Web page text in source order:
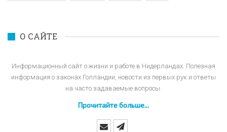
О САЙТЕ
Информационный сайт о жизни и работе в Нидерландах. Полезная
информация о законах Голландии, новости из первых рук и ответы
на часто задаваемые вопросы.
Прочитайте больше...